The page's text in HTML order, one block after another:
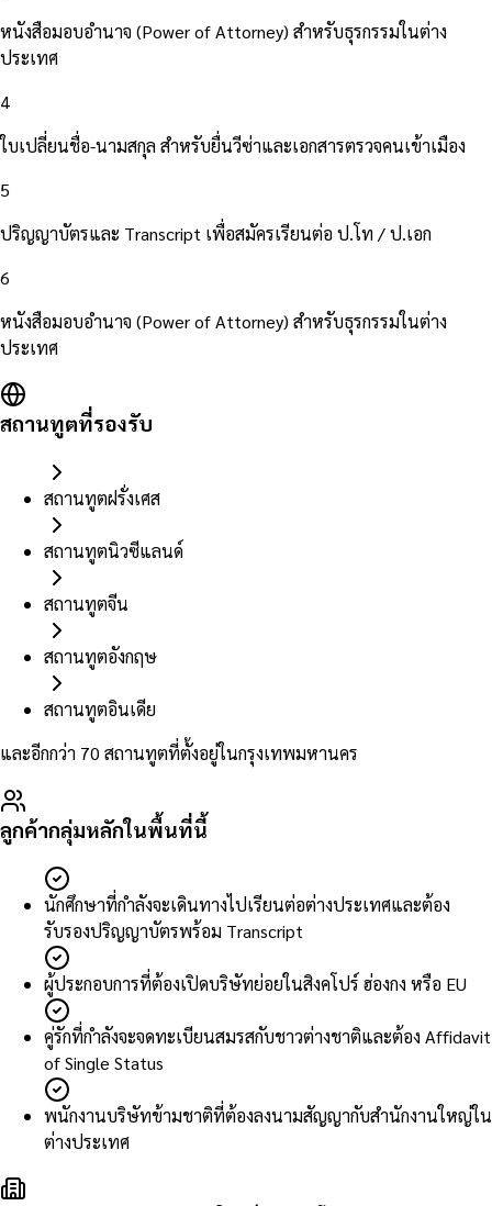
หนังสือมอบอำนาจ (Power of Attorney) สำหรับธุรกรรมในต่าง
ประเทศ
4
ใบเปลี่ยนชื่อ-นามสกุล สำหรับยื่นวีซ่าและเอกสารตรวจคนเข้าเมือง
5
ปริญญาบัตรและ Transcript เพื่อสมัครเรียนต่อ ป.โท / ป.เอก
6
หนังสือมอบอำนาจ (Power of Attorney) สำหรับธุรกรรมในต่าง
ประเทศ
สถานทูตที่รองรับ
สถานทูตฝรั่งเศส
สถานทูตนิวซีแลนด์
สถานทูตจีน
สถานทูตอังกฤษ
สถานทูตอินเดีย
และอีกกว่า 70 สถานทูตที่ตั้งอยู่ในกรุงเทพมหานคร
ลูกค้ากลุ่มหลักในพื้นที่นี้
นักศึกษาที่กำลังจะเดินทางไปเรียนต่อต่างประเทศและต้อง
รับรองปริญญาบัตรพร้อม Transcript
ผู้ประกอบการที่ต้องเปิดบริษัทย่อยในสิงคโปร์ ฮ่องกง หรือ EU
คู่รักที่กำลังจะจดทะเบียนสมรสกับชาวต่างชาติและต้อง Affidavit
of Single Status
พนักงานบริษัทข้ามชาติที่ต้องลงนามสัญญากับสำนักงานใหญ่ใน
ต่างประเทศ